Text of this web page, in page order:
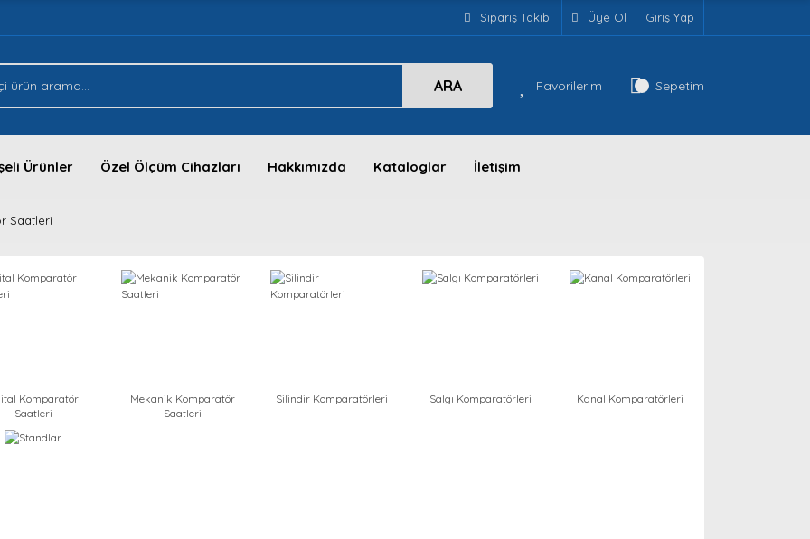
Sipariş Takibi Üye Ol Giriş Yap
ARA Favorilerim Sepetim
Ürünler Özel Ölçüm Cihazları Hakkımızda Kataloglar İletişim
Saatleri
Komparatör
Saatleri
Mekanik Komparatör
Saatleri
Silindir Komparatörleri Salgı Komparatörleri Kanal Komparatörleri